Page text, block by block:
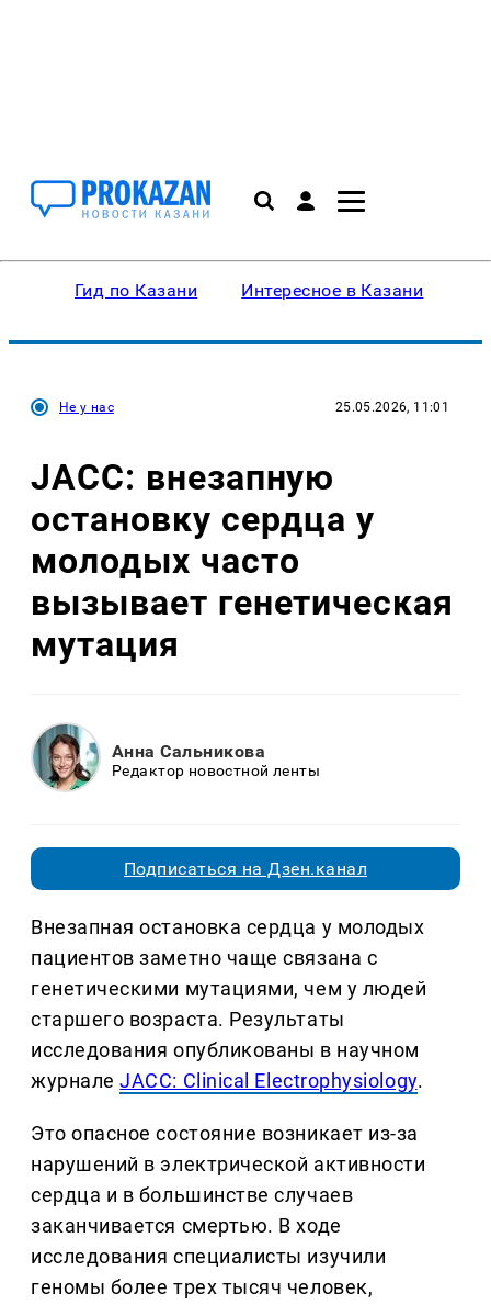
Гид по Казани Интересное в Казани
Не у нас 25.05.2026, 11:01
JACC: внезапную
остановку сердца у
молодых часто
вызывает генетическая
мутация
Анна Сальникова
Редактор новостной ленты
Подписаться на Дзен.канал
Внезапная остановка сердца у молодых
пациентов заметно чаще связана с
генетическими мутациями, чем у людей
старшего возраста. Результаты
исследования опубликованы в научном
журналеJACC: Clinical Electrophysiology.
Это опасное состояние возникает из-за
нарушений в электрической активности
сердца и в большинстве случаев
заканчивается смертью. В ходе
исследования специалисты изучили
геномы более трех тысяч человек,